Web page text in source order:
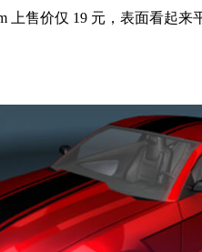
售价仅 19 元，表面看起来